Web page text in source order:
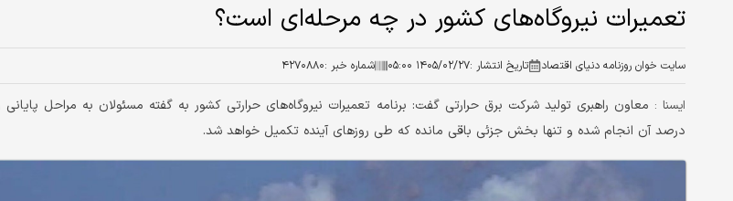
تعمیرات نیروگاه‌های کشور در چه مرحله‌ای است؟
سایت خوان روزنامه دنیای اقتصاد تاریخ انتشار :۱۴۰۵/۰۲/۲۷ ۰۵:۰۰ شماره خبر :۴۲۷۰۸۸۰
ایسنا :
درصد آن انجام شده و تنها بخش جزئی باقی مانده که طی روزهای آینده تکمیل خواهد شد.